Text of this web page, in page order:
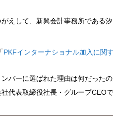
えして、新興会計事務所である
PKFインターナショナル加入に関
バーに選ばれた理由は何だった
代表取締役社長・グループCEO